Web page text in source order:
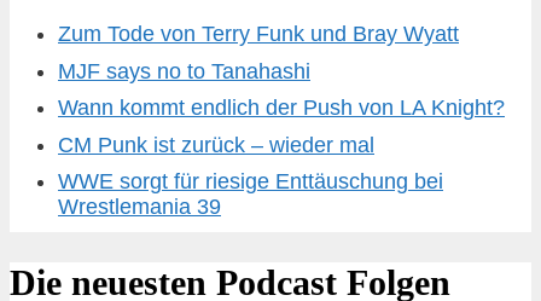
Zum Tode von Terry Funk und Bray Wyatt
MJF says no to Tanahashi
Wann kommt endlich der Push von LA Knight?
CM Punk ist zurück – wieder mal
WWE sorgt für riesige Enttäuschung bei
Wrestlemania 39
Die neuesten Podcast Folgen